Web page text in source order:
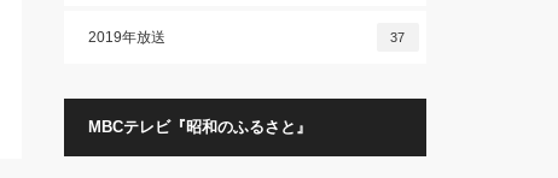
2019年放送 37
MBCテレビ『昭和のふるさと』